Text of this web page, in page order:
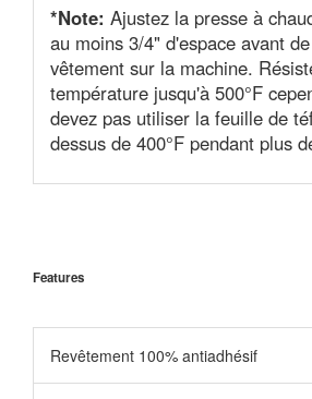
*Note: Ajustez la presse à
au moins 3/4" d'espace avant
vêtement sur la machine.
température jusqu'à 500°F
devez pas utiliser la feuille de
dessus de 400°F pendant plus
Features
Revêtement 100% antiadhésif